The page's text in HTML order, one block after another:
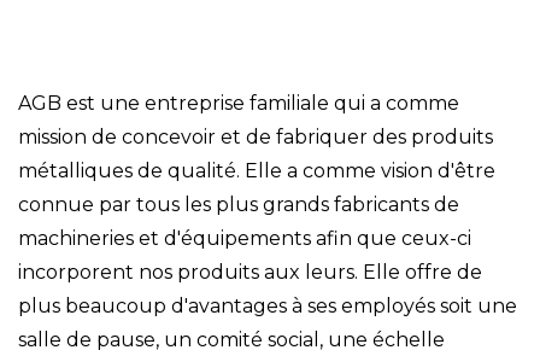
AGB est une entreprise familiale qui a comme
mission de concevoir et de fabriquer des produits
métalliques de qualité. Elle a comme vision d'être
connue par tous les plus grands fabricants de
machineries et d'équipements afin que ceux-ci
incorporent nos produits aux leurs. Elle offre de
plus beaucoup d'avantages à ses employés soit une
salle de pause, un comité social, une échelle